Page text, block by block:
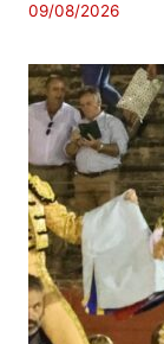
09/08/2026